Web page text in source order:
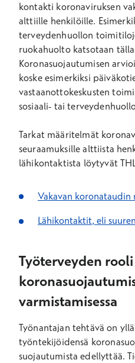
kontakti koronaviruksen
alttiille henkilöille.
terveydenhuollon
ruokahuolto katsotaan
Koronasuojautumisen
koske esimerkiksi
vastaanottokeskusten
sosiaali- tai
Tarkat määritelmät
seuraamuksille alttiista
lähikontaktista löytyvät
Vakavan koronataudin
Lähikontaktit, eli
Työterveyden rooli
varmistamisessa
Työnantajan tehtävä on
työntekijöidensä
suojautumista edellyttää.